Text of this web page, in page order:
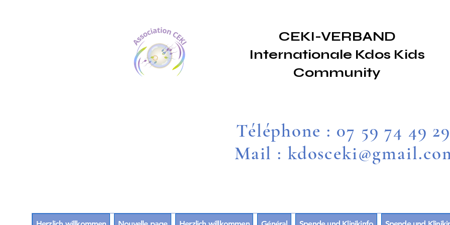
CEKI-VERBAND
Internationale Kdos Kids
Community
Téléphone : 07 59 74 49 29
Mail :